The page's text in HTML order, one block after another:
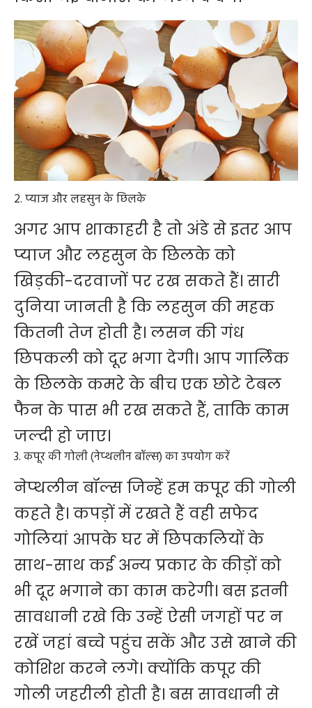
2. प्याज और लहसुन के छिलके
अगर आप शाकाहरी है तो अंडे से इतर आप
प्याज और लहसुन के छिलके को
खिड़की-दरवाजों पर रख सकते हैं। सारी
दुनिया जानती है कि लहसुन की महक
कितनी तेज होती है। लसन की गंध
छिपकली को दूर भगा देगी। आप गार्लिक
के छिलके कमरे के बीच एक छोटे टेबल
फैन के पास भी रख सकते हैं, ताकि काम
जल्दी हो जाए।
3. कपूर की गोली (नेप्थलीन बॉल्स) का उपयोग करें
नेप्थलीन बॉल्स जिन्हें हम कपूर की गोली
कहते है। कपड़ों में रखते हैं वही सफेद
गोलियां आपके घर में छिपकलियों के
साथ-साथ कई अन्य प्रकार के कीड़ों को
भी दूर भगाने का काम करेगी। बस इतनी
सावधानी रखे कि उन्हें ऐसी जगहों पर न
रखें जहां बच्चे पहुंच सकें और उसे खाने की
कोशिश करने लगे। क्योंकि कपूर की
गोली जहरीली होती है। बस सावधानी से